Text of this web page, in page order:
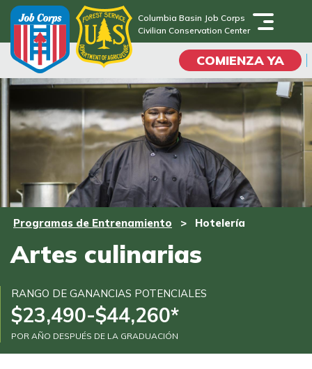
to
main
content
Columbia Basin Job Corps
Civilian Conservation Center
COMIENZA YA
Columbia Basin Job Corps
Civilian Conservation Center
Programas
Vida En El Campus
Universitario
Habilidades académicas
Viaje de la carrera
Estudiar
Programas de
Entrenamiento
Programas de Entrenamiento > Hotelería
Artes culinarias
RANGO DE GANANCIAS POTENCIALES
$23,490-$44,260*
POR AÑO DESPUÉS DE LA GRADUACIÓN